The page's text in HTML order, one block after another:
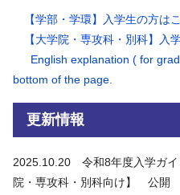
【学部・学環】入学生の方は
【大学院・専攻科・別科】入
English explanation ( for
bottom of the page.
更新情報
2025.10.20 令和8年度入学ガイ
院・専攻科・別科向け】 公開